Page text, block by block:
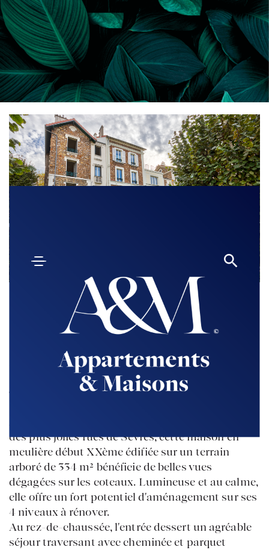
Retour à la liste
SEVRES
Brimborion
vendu
des plus jolies rues de Sèvres, cette maison en
meulière début XXème édifiée sur un terrain
arboré de 334 m² bénéficie de belles vues
dégagées sur les coteaux. Lumineuse et au calme,
elle offre un fort potentiel d'aménagement sur ses
4 niveaux à rénover.
Au rez-de-chaussée, l'entrée dessert un agréable
séjour traversant avec cheminée et parquet